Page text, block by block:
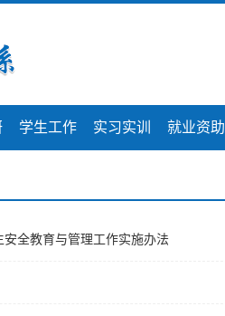
学生工作 实习实训 就业资助
全教育与管理工作实施办法